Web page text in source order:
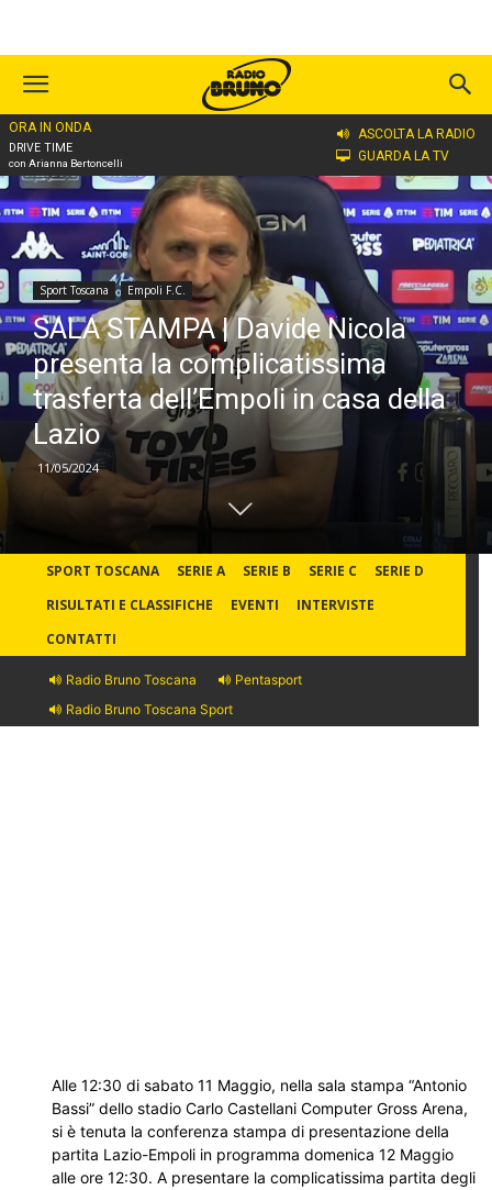
ORA IN ONDA
DRIVE TIME
con Arianna Bertoncelli
ASCOLTA LA RADIO
GUARDA LA TV
Home
Sport Toscana Empoli F.C.
SALA STAMPA | Davide Nicola
presenta la complicatissima
trasferta dell’Empoli in casa della
Lazio
11/05/2024
SPORT TOSCANA SERIE A SERIE B SERIE C
SERIE D
RISULTATI E CLASSIFICHE
EVENTI
INTERVISTE
CONTATTI
Radio Bruno Toscana
Pentasport
Radio Bruno Toscana Sport
Alle 12:30 di sabato 11 Maggio, nella sala stampa “Antonio
Bassi” dello stadio Carlo Castellani Computer Gross Arena,
si è tenuta la conferenza stampa di presentazione della
partita Lazio-Empoli in programma domenica 12 Maggio
alle ore 12:30. A presentare la complicatissima partita degli